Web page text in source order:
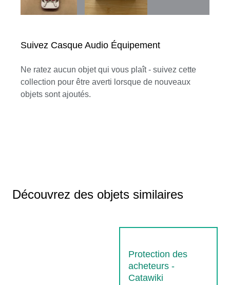
Suivez Casque Audio Équipement
Ne ratez aucun objet qui vous plaît - suivez cette
collection pour être averti lorsque de nouveaux
objets sont ajoutés.
Découvrez des objets similaires
Protection des
acheteurs -
Catawiki